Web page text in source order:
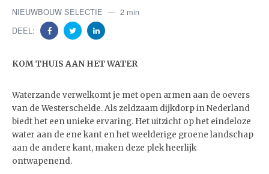
NIEUWBOUW SELECTIE
2 min
DEEL:
KOM THUIS AAN HET WATER
Waterzande verwelkomt je met open armen aan de oevers
van de Westerschelde. Als zeldzaam dijkdorp in Nederland
biedt het een unieke ervaring. Het uitzicht op het eindeloze
water aan de ene kant en het weelderige groene landschap
aan de andere kant, maken deze plek heerlijk
ontwapenend.